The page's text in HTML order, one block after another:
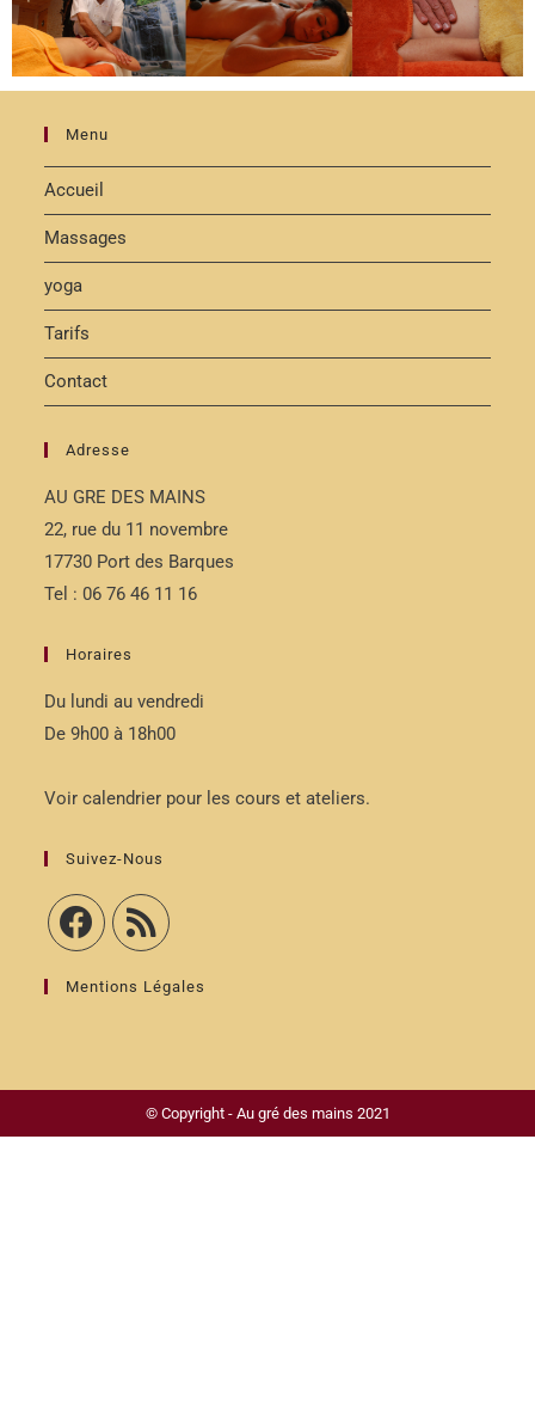
Menu
Accueil
Massages
yoga
Tarifs
Contact
Adresse
AU GRE DES MAINS
22, rue du 11 novembre
17730 Port des Barques
Tel : 06 76 46 11 16
Horaires
Du lundi au vendredi
De 9h00 à 18h00
Voir calendrier pour les cours et ateliers.
Suivez-Nous
Mentions Légales
© Copyright - Au gré des mains 2021